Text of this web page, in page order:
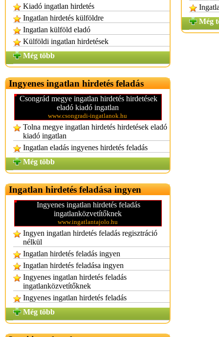
Kiadó ingatlan hirdetés
Ingatlan hirdetés külföldre
Ingatlan külföld eladó
Külföldi ingatlan hirdetések
Még több
Ingyenes ingatlan hirdetés feladás
Csongrád megye ingatlan hirdetés hirdetések
eladó kiadó ingatlan
www.csongradi-ingatlanok.hu
Tolna megye ingatlan hirdetés hirdetések eladó
kiadó ingatlan
Ingatlan eladás ingyenes hirdetés feladás
Még több
Ingatlan hirdetés feladása ingyen
Ingyenes ingatlan hirdetés feladás
ingatlanközvetítőknek
www.ingatlantajolo.hu
Ingyen ingatlan hirdetés feladás regisztráció
nélkül
Ingatlan hirdetés feladás ingyen
Ingatlan hirdetés feladása ingyen
Ingyenes ingatlan hirdetés feladás
ingatlanközvetítőknek
Ingyenes ingatlan hirdetés feladás
Még több
Még